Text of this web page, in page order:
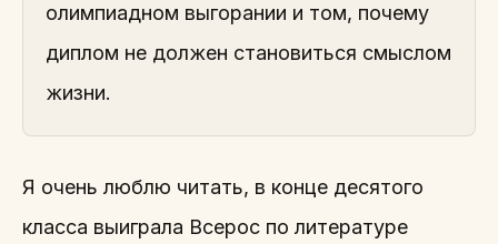
олимпиадном выгорании и том, почему
диплом не должен становиться смыслом
жизни.
Я очень люблю читать, в конце десятого
класса выиграла Всерос по литературе